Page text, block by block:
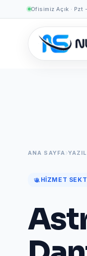
Ofisimiz Açık ·
ANA SAYFA
HIZMET